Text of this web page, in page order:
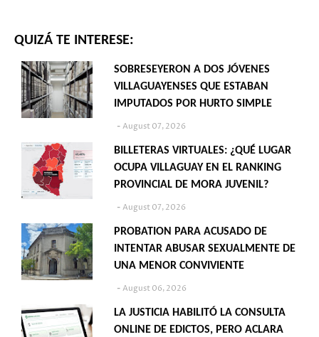
QUIZÁ TE INTERESE:
SOBRESEYERON A DOS JÓVENES
VILLAGUAYENSES QUE ESTABAN
IMPUTADOS POR HURTO SIMPLE
August 07, 2026
BILLETERAS VIRTUALES: ¿QUÉ LUGAR
OCUPA VILLAGUAY EN EL RANKING
PROVINCIAL DE MORA JUVENIL?
August 07, 2026
PROBATION PARA ACUSADO DE
INTENTAR ABUSAR SEXUALMENTE DE
UNA MENOR CONVIVIENTE
August 06, 2026
LA JUSTICIA HABILITÓ LA CONSULTA
ONLINE DE EDICTOS, PERO ACLARA